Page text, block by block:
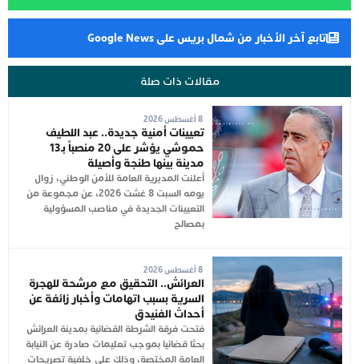
تابع آخر الأخبار من شمال بريس على Google News
مقالات ذات صلة
8 أغسطس 2026
تعيينات أمنية جديدة.. عبد اللطيف
حموشي يؤشر على 20 منصباً بـ13
مدينة بينها طنجة وأصيلة
أعلنت المديرية العامة للأمن الوطني، زوال
يومه السبت 8 غشت 2026، عن مجموعة من
التعيينات الجديدة في مناصب المسؤولية
بمصالح
8 أغسطس 2026
العرائش.. التحقيق مع مرشحة للهجرة
السرية بسبب اتهامات وأخبار زائفة عن
أحداث الفنيدق
فتحت فرقة الشرطة القضائية بمدينة العرائش
بحثا قضائيا بموجب تعليمات صادرة عن النيابة
العامة المختصة، وذلك على خلفية تصريحات